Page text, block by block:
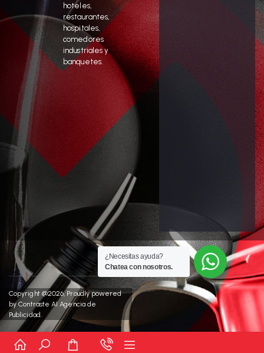
hoteles,
restaurantes,
hospitales,
comedores
industriales y
banquetes.
Copyright @2026, Proudly powered
by Contraste AI Agencia de
Publicidad.
¿Necesitas ayuda?
Chatea con nosotros.